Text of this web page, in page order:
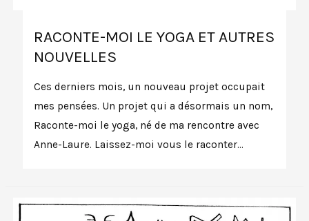
RACONTE-MOI LE YOGA ET AUTRES
NOUVELLES
Ces derniers mois, un nouveau projet occupait
mes pensées. Un projet qui a désormais un nom,
Raconte-moi le yoga, né de ma rencontre avec
Anne-Laure. Laissez-moi vous le raconter…